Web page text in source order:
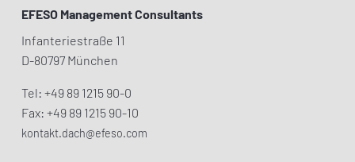
EFESO Management Consultants
Infanteriestraße 11
D-80797 München
Tel: +49 89 1215 90-0
Fax: +49 89 1215 90-10
kontakt.dach@efeso.com